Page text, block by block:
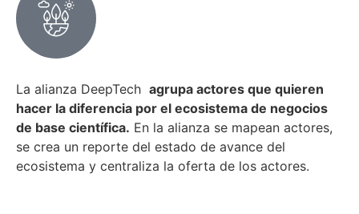
La alianza DeepTech agrupa actores que quieren
hacer la diferencia por el ecosistema de negocios
de base científica. En la alianza se mapean actores,
se crea un reporte del estado de avance del
ecosistema y centraliza la oferta de los actores.